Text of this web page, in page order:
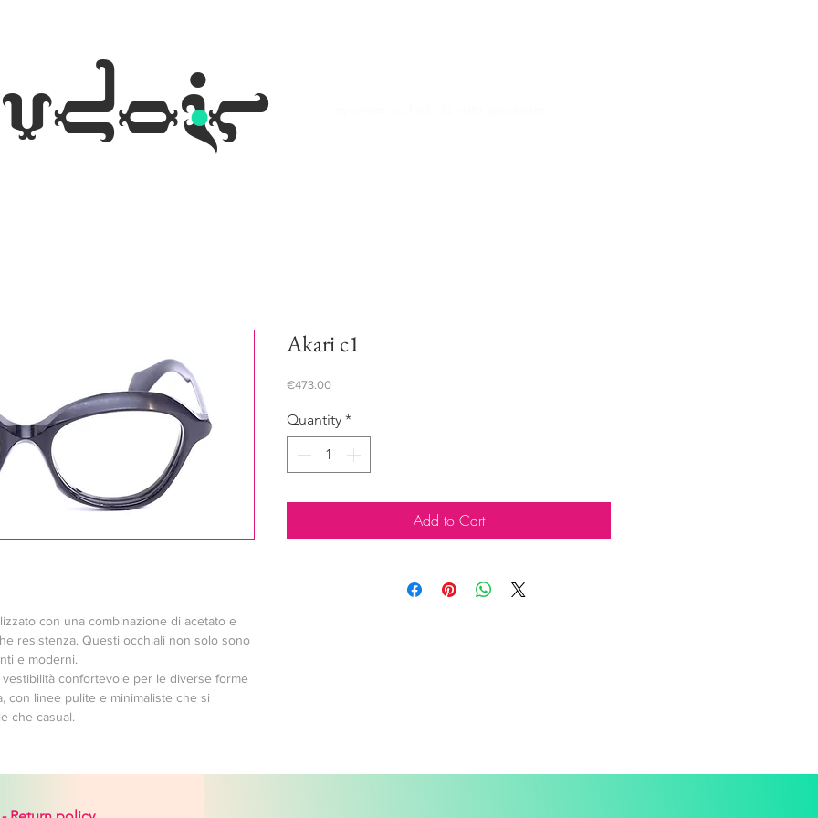
.
con una combinazione di acetato e
resistenza. Questi occhiali non solo sono
e moderni.
confortevole per le diverse forme
con linee pulite e minimaliste che si
che casual.
Akari c1
€473.00Price
Quantity *
Add to Cart